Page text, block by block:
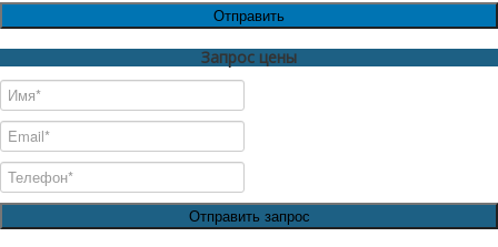
Отправить
Запрос цены
Отправить запрос